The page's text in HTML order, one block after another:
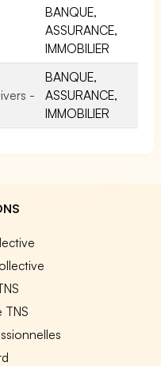
BANQUE,
ASSURANCE,
IMMOBILIER
-
BANQUE,
ASSURANCE,
IMMOBILIER
TNS